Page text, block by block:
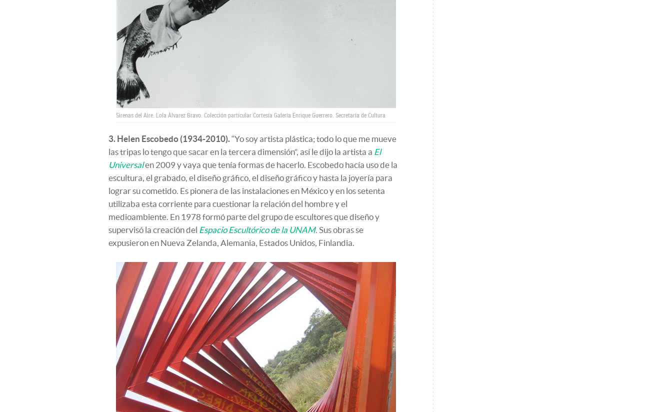
Sirenas del Aire. Lola Àlvarez Bravo. Colección particular Cortesía Galería Enrique Guerrero. Secretaría de Cultura
3. Helen Escobedo (1934-2010).“Yo soy artista plástica; todo lo que me mueve
las tripas lo tengo que sacar en la tercera dimensión”, así le dijo la artista a El
Universalen 2009 y vaya que tenía formas de hacerlo. Escobedo hacía uso de la
escultura, el grabado, el diseño gráfico, el diseño gráfico y hasta la joyería para
lograr su cometido. Es pionera de las instalaciones en México y en los setenta
utilizaba esta corriente para cuestionar la relación del hombre y el
medioambiente. En 1978 formó parte del grupo de escultores que diseño y
supervisó la creación del Espacio Escultórico de la UNAM. Sus obras se
expusieron en Nueva Zelanda, Alemania, Estados Unidos, Finlandia.